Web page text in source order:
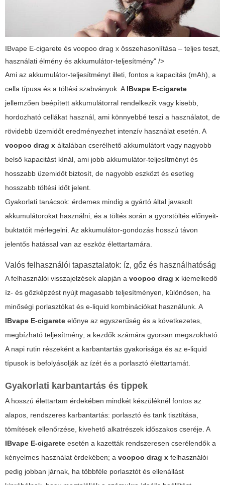
IBvape E-cigarete és voopoo drag x összehasonlítása – teljes teszt,
használati élmény és akkumulátor-teljesítmény" />
Ami az akkumulátor-teljesítményt illeti, fontos a kapacitás (mAh), a
cella típusa és a töltési szabványok. AIBvape E-cigarete
jellemzően beépített akkumulátorral rendelkezik vagy kisebb,
hordozható cellákat használ, ami könnyebbé teszi a használatot, de
rövidebb üzemidőt eredményezhet intenzív használat esetén. A
voopoo drag x általában cserélhető akkumulátort vagy nagyobb
belső kapacitást kínál, ami jobb akkumulátor-teljesítményt és
hosszabb üzemidőt biztosít, de nagyobb eszközt és esetleg
hosszabb töltési időt jelent.
Gyakorlati tanácsok: érdemes mindig a gyártó által javasolt
akkumulátorokat használni, és a töltés során a gyorstöltés előnyeit-
buktatóit mérlegelni. Az akkumulátor-gondozás hosszú távon
jelentős hatással van az eszköz élettartamára.
Valós felhasználói tapasztalatok: íz, gőz és használhatóság
A felhasználói visszajelzések alapján a voopoo drag x kiemelkedő
íz- és gőzképzést nyújt magasabb teljesítményen, különösen, ha
minőségi porlasztókat és e-liquid kombinációkat használunk. A
IBvape E-cigarete előnye az egyszerűség és a következetes,
megbízható teljesítmény; a kezdők számára gyorsan megszokható.
A napi rutin részeként a karbantartás gyakorisága és az e-liquid
típusok is befolyásolják az ízét és a porlasztó élettartamát.
Gyakorlati karbantartás és tippek
A hosszú élettartam érdekében mindkét készüléknél fontos az
alapos, rendszeres karbantartás: porlasztó és tank tisztítása,
tömítések ellenőrzése, kivehető alkatrészek időszakos cseréje. A
IBvape E-cigarete esetén a kazetták rendszeresen cserélendők a
kényelmes használat érdekében; a voopoo drag x felhasználói
pedig jobban járnak, ha többféle porlasztót és ellenállást